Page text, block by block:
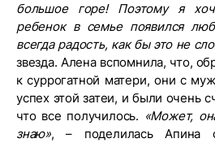
большое горе! Поэтому я
ребенок в семье появился
всегда радость, как бы это не
звезда. Алена вспомнила, что,
к суррогатной матери, они с
успех этой затеи, и были очень
что все получилось. «Может,
знаю», – поделилась Апина